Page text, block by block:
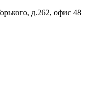
д.262, офис 48